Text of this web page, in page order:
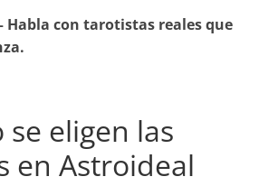
Habla con tarotistas reales que
se eligen las
en Astroideal